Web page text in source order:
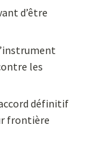
d’être
les
définitif
frontière